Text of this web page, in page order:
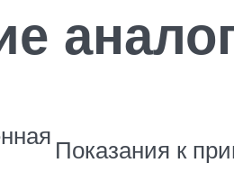
Показания к